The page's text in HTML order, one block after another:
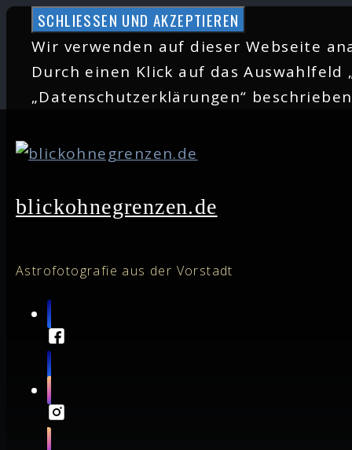
Zum
Inhalt
springen
Wir verwenden auf dieser Webseite
Durch einen Klick auf das
„Datenschutzerklärungen“
blickohnegrenzen.de
Astrofotografie aus der Vorstadt